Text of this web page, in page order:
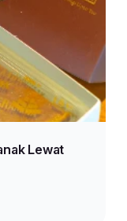
#jasapengiriman
Lewat